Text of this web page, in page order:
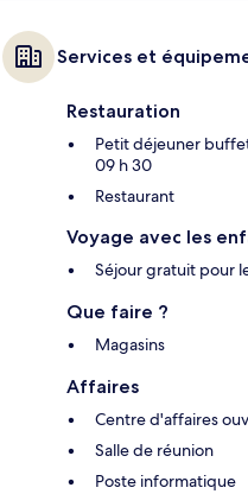
Services et
Restauration
Petit déjeuner
09 h 30
Restaurant
Voyage avec les
Séjour gratuit pour
Que faire ?
Magasins
Affaires
Centre d'affaires
Salle de réunion
Poste informatique